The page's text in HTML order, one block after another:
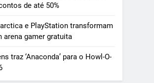
de até 50%
e PlayStation transformam
arena gamer gratuita
traz ‘Anaconda’ para o Howl-O-